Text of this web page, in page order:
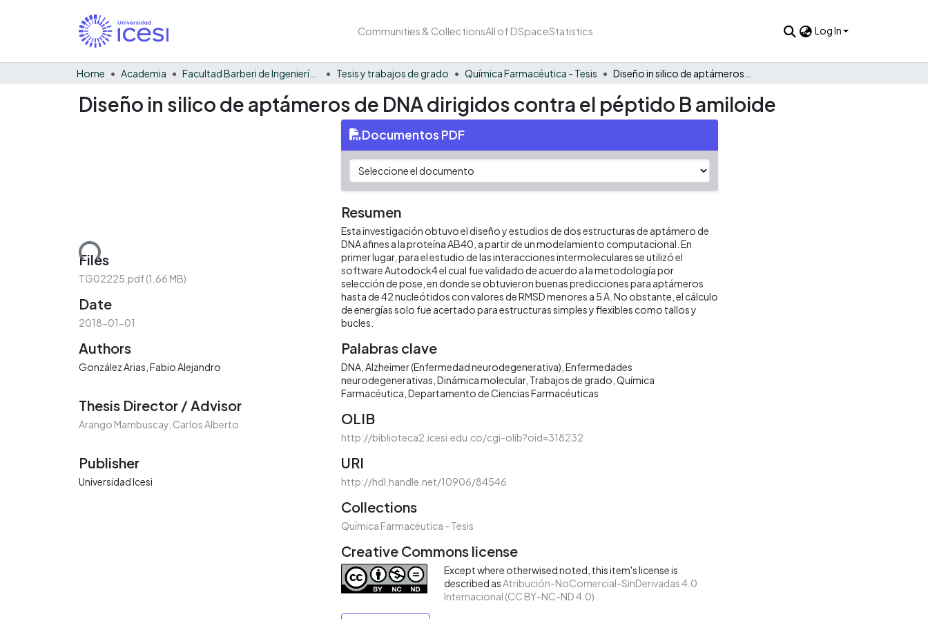
Communities & CollectionsAll of DSpaceStatistics Log In
Home Academia Facultad Barberi de Ingeniería, Diseño y Ciencias Aplicadas Tesis y trabajos de grado Química Farmacéutica - Tesis
Diseño in silico de aptámeros de DNA dirigidos contra el péptido B amiloide
Loading...
Files
TG02225.pdf(1.66 MB)
Date
2018-01-01
Authors
González Arias, Fabio Alejandro
Thesis Director / Advisor
Arango Mambuscay, Carlos Alberto
Publisher
Universidad Icesi
Documentos PDF
Resumen
Esta investigación obtuvo el diseño y estudios de dos estructuras de aptámero de
DNA afines a la proteína AB40, a partir de un modelamiento computacional. En
primer lugar, para el estudio de las interacciones intermoleculares se utilizó el
software Autodock4 el cual fue validado de acuerdo a la metodología por
selección de pose, en donde se obtuvieron buenas predicciones para aptámeros
hasta de 42 nucleótidos con valores de RMSD menores a 5 A. No obstante, el cálculo
de energías solo fue acertado para estructuras simples y flexibles como tallos y
bucles.
Palabras clave
DNA Alzheimer (Enfermedad neurodegenerativa) Enfermedades
neurodegenerativas Dinámica molecular Trabajos de grado Química
Farmacéutica Departamento de Ciencias Farmacéuticas
OLIB
http://biblioteca2.icesi.edu.co/cgi-olib?oid=318232
URI
http://hdl.handle.net/10906/84546
Collections
Química Farmacéutica - Tesis
Creative Commons license
Except where otherwised noted, this item's license is
described as Atribución-NoComercial-SinDerivadas 4.0
Internacional (CC BY-NC-ND 4.0)